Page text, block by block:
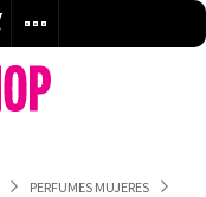
PERFUMES MUJERES